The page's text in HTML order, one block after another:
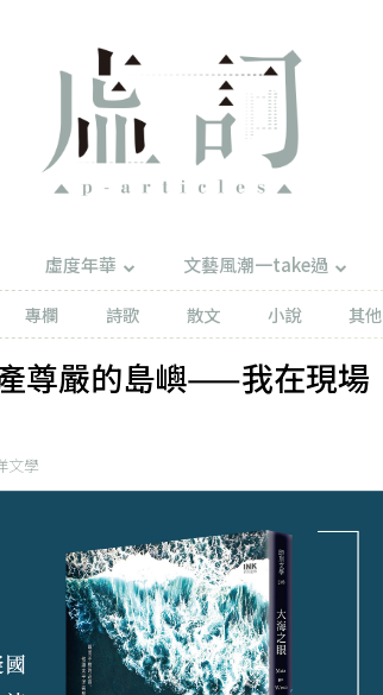
虛度年華 文藝風潮一take過
專欄 詩歌 散文 小說 其他
尊嚴的島嶼——我在現場
文學